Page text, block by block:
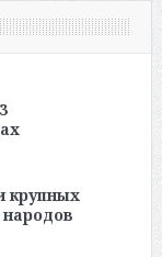
крупных